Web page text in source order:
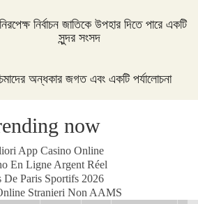
ফুলবাড়ীতে সড়ক দুর্ঘটনায় দু’জন নিহত
১৫০ জন নারীর মধ্যে সঞ্চয়ের চেক বিতরণ
নির্বাচন জাতিকে উপহার দিতে পারে একটি
সুন্দর সংসদ
অন্ধকার জগত এবং একটি পর্যালোচনা
now
App Casino Online
En Ligne Argent Réel
De Paris Sportifs 2026
Stranieri Non AAMS